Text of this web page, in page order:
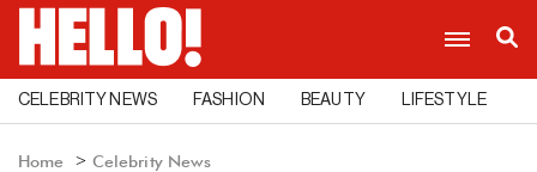
CELEBRITY NEWS FASHION BEAUTY LIFESTYLE
Home Celebrity News